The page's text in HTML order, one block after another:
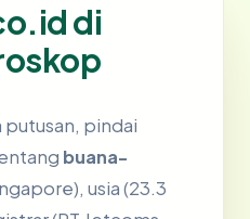
di
pindai
buana-
usia (23.3